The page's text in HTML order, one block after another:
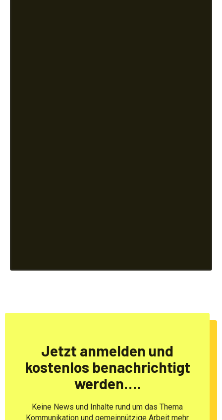
Jetzt anmelden und
kostenlos benachrichtigt
werden….
Keine News und Inhalte rund um das Thema
Kommunikation und gemeinnützige Arbeit mehr